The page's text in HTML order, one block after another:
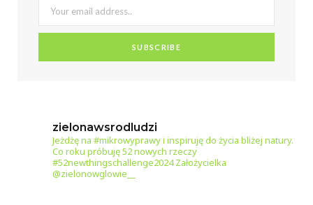
zielonawsrodludzi
Jeżdżę na #mikrowyprawy i inspiruję do życia bliżej natury.
Co roku próbuję 52 nowych rzeczy
#52newthingschallenge2024Założycielka
@zielonowglowie__